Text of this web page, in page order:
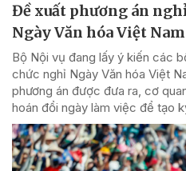
Đề xuất phương án
Ngày Văn hóa Việt
Bộ Nội vụ đang lấy ý kiến các
chức nghỉ Ngày Văn hóa Việt
phương án được đưa ra, cơ
hoán đổi ngày làm việc để tạo